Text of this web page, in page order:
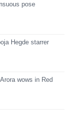
pose
Hegde starrer
wows in Red